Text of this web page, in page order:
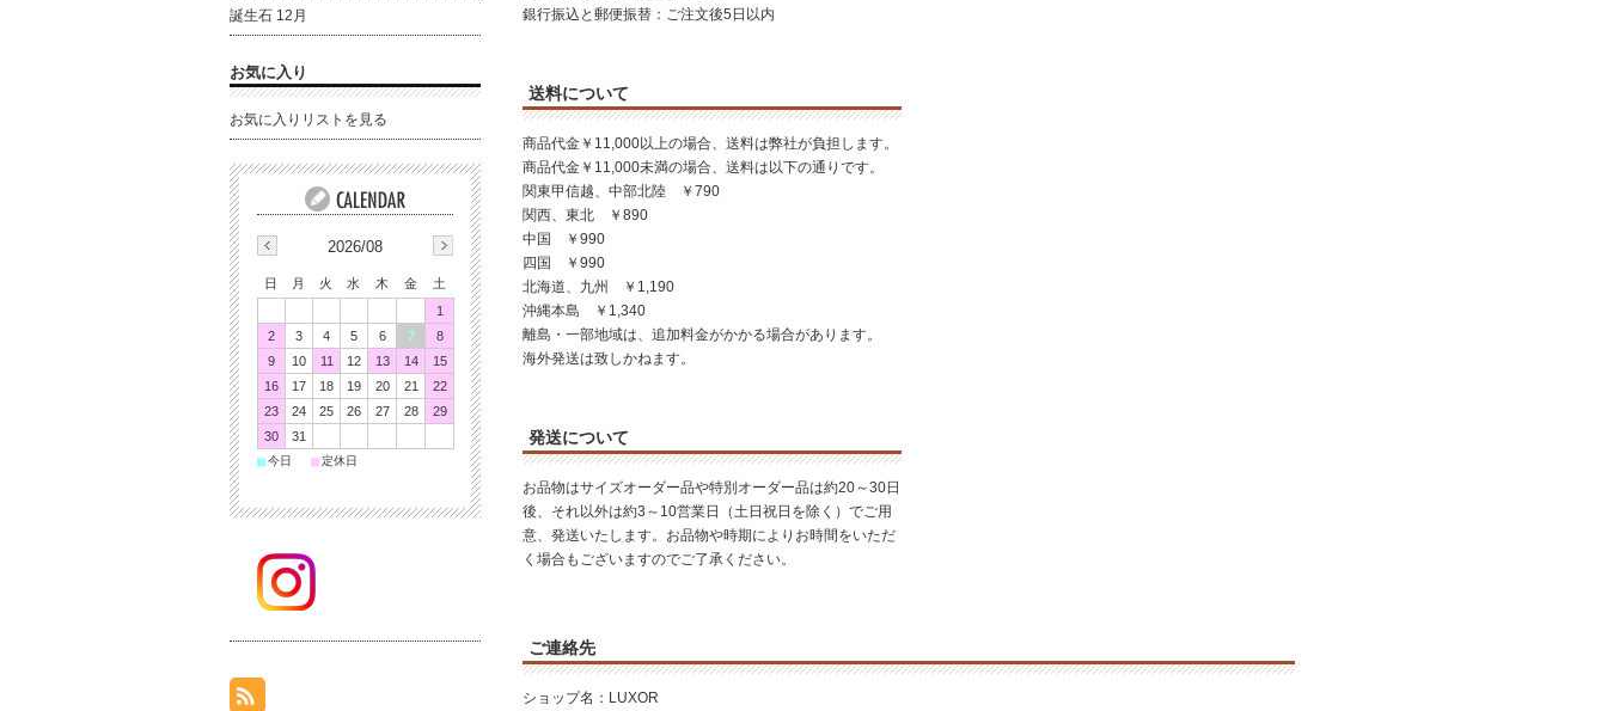
銀行振込と郵便振替：ご注文後5日以内
送料について
商品代金￥11,000以上の場合、送料は弊社が負担します。
商品代金￥11,000未満の場合、送料は以下の通りです。
関東甲信越、中部北陸 ￥790
関西、東北 ￥890
中国 ￥990
四国 ￥990
北海道、九州 ￥1,190
沖縄本島 ￥1,340
離島・一部地域は、追加料金がかかる場合があります。
海外発送は致しかねます。
発送について
お品物はサイズオーダー品や特別オーダー品は約20～30日
後、それ以外は約3～10営業日（土日祝日を除く）でご用
意、発送いたします。お品物や時期によりお時間をいただ
く場合もございますのでご了承ください。
ご連絡先
ショップ名：LUXOR
誕生石 12月
お気に入り
お気に入りリストを見る
2026/08
日 月 火 水 木 金
土
1
2
3 4 5 6 7
8
9
10 11 12 13 14
15
16
17 18 19 20 21
22
23
24 25 26 27 28
29
30
31
■今日 ■定休日